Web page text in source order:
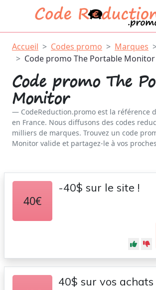
Accueil Codes promo Marques
Code promo The Portable Monitor
Code promo The
Monitor
CodeReduction.promo est la référence
en France. Nous diffusons des codes
milliers de marques. Trouvez un code
Monitor valide et partagez-le à vos
40€
-40$ sur le site !
40$ sur vos achats